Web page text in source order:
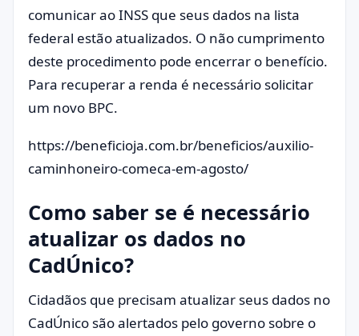
comunicar ao INSS que seus dados na lista
federal estão atualizados. O não cumprimento
deste procedimento pode encerrar o benefício.
Para recuperar a renda é necessário solicitar
um novo BPC.
https://beneficioja.com.br/beneficios/auxilio-
caminhoneiro-comeca-em-agosto/
Como saber se é necessário
atualizar os dados no
CadÚnico?
Cidadãos que precisam atualizar seus dados no
CadÚnico são alertados pelo governo sobre o